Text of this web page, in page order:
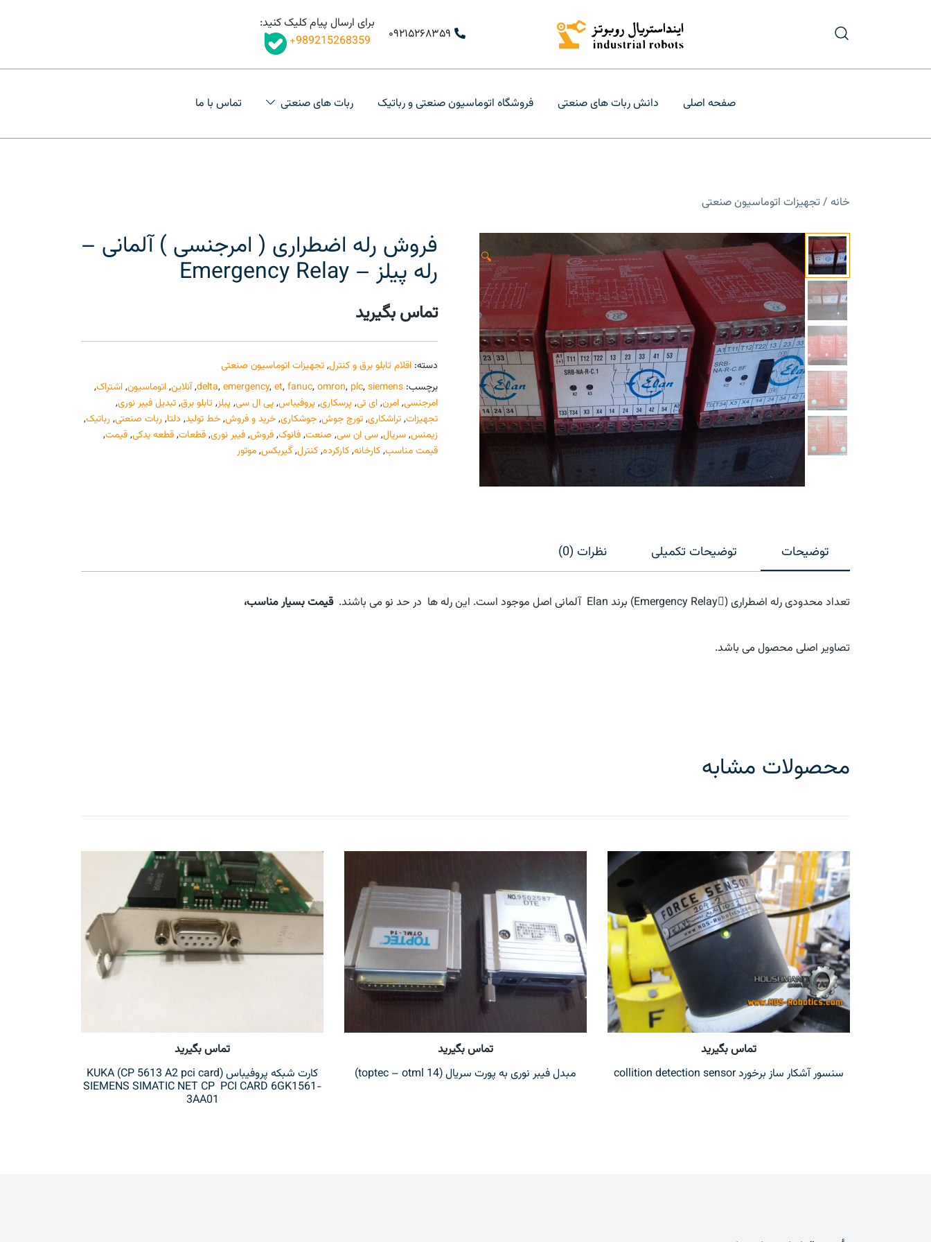
فروش و قیمت قطعات و تجهیزات ربات های صنعتی
درگاه تأمین و به اشتراک گذاری اطلاعات قطعات ربات های صنعتی
۰۹۲۱۵۲۶۸۳۵۹
برای ارسال پیام کلیک کنید:
989215268359+
صفحه اصلی دانش ربات های صنعتی فروشگاه اتوماسیون صنعتی و رباتیک ربات های صنعتی تماس با ما
خانه / تجهیزات اتوماسیون صنعتی
🔍 فروش رله اضطراری ( امرجنسی ) آلمانی –
رله پیلز – Emergency Relay
تماس بگیرید
دسته: اقلام تابلو برق و کنترل,تجهیزات اتوماسیون صنعتی
برچسب:
delta, emergency, et, fanuc, omron, plc, siemens
,آنلاین,اتوماسیون,اشتراک,
امرجنسی,امرن,ای تی,پرسکاری,پروفیباس,پی ال سی,پیلز, تابلو برق,تبدیل فیبر نوری,
تجهیزات,تراشکاری,تورچ جوش,جوشکاری,خرید و فروش,خط تولید, دلتا, ربات صنعتی, رباتیک,
زیمنس,سریال,سی ان سی, صنعت,فانوک,فروش,فیبر نوری,قطعات,قطعه یدکی,قیمت,
قیمت مناسب,کارخانه,کارکرده,کنترل,گیربکس,موتور
توضیحات توضیحات تکمیلی نظرات (0)
تعداد محدودی رله اضطراری (ٍEmergency Relay) برند Elan آلمانی اصل موجود است. این رله ها در حد نو می باشند. قیمت بسیار مناسب،
تصاویر اصلی محصول می باشد.
محصولات مشابه
تماس بگیرید
سنسور آشکار ساز برخورد collition detection sensor
تماس بگیرید
مبدل فیبر نوری به پورت سریال (toptec – otml 14)
تماس بگیرید
کارت شبکه پروفیباس (CP 5613 A2 pci card) KUKA
SIEMENS SIMATIC NET CP PCI CARD 6GK1561-
3AA01